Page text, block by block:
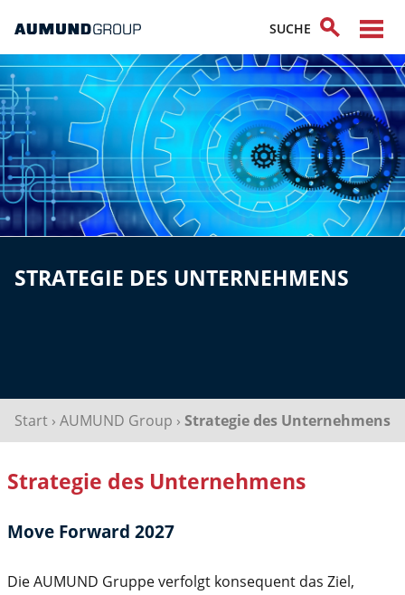
STRATEGIE DES UNTERNEHMENS
Start › AUMUND Group › Strategie des Unternehmens
Strategie des Unternehmens
Move Forward 2027
Die AUMUND Gruppe verfolgt konsequent das Ziel,